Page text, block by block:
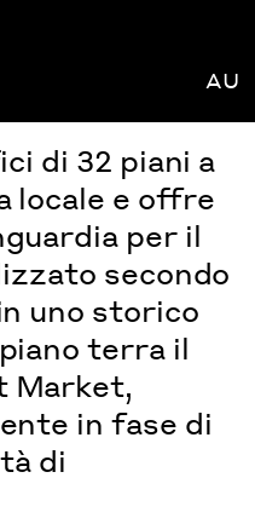
AU
di 32 piani a
locale e offre
per il
secondo
uno storico
terra il
Market,
in fase di
di